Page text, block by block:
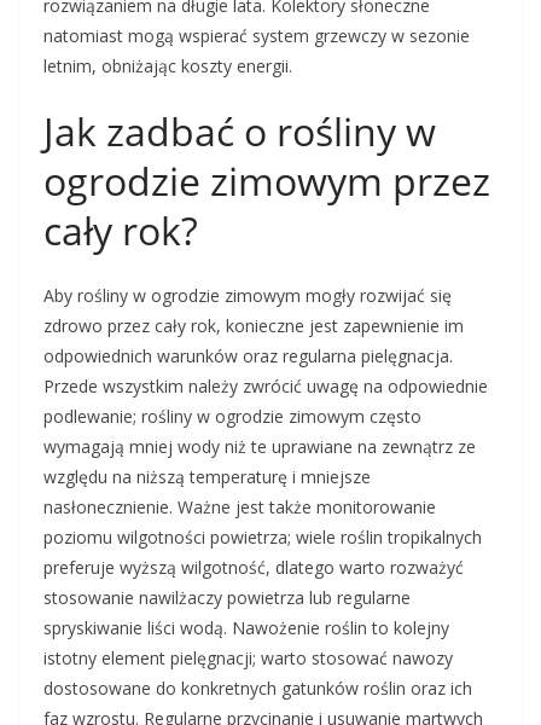
rozwiązaniem na długie lata. Kolektory słoneczne
natomiast mogą wspierać system grzewczy w sezonie
letnim, obniżając koszty energii.
Jak zadbać o rośliny w
ogrodzie zimowym przez
cały rok?
Aby rośliny w ogrodzie zimowym mogły rozwijać się
zdrowo przez cały rok, konieczne jest zapewnienie im
odpowiednich warunków oraz regularna pielęgnacja.
Przede wszystkim należy zwrócić uwagę na odpowiednie
podlewanie; rośliny w ogrodzie zimowym często
wymagają mniej wody niż te uprawiane na zewnątrz ze
względu na niższą temperaturę i mniejsze
nasłonecznienie. Ważne jest także monitorowanie
poziomu wilgotności powietrza; wiele roślin tropikalnych
preferuje wyższą wilgotność, dlatego warto rozważyć
stosowanie nawilżaczy powietrza lub regularne
spryskiwanie liści wodą. Nawożenie roślin to kolejny
istotny element pielęgnacji; warto stosować nawozy
dostosowane do konkretnych gatunków roślin oraz ich
faz wzrostu. Regularne przycinanie i usuwanie martwych